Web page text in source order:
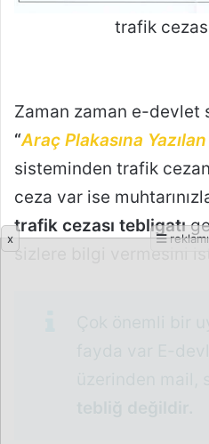
trafik
Zaman zaman e-devlet
“Araç Plakasına
sisteminden trafik
ceza var ise
trafik cezası tebligatı
sizlere bilgi vermesini
x